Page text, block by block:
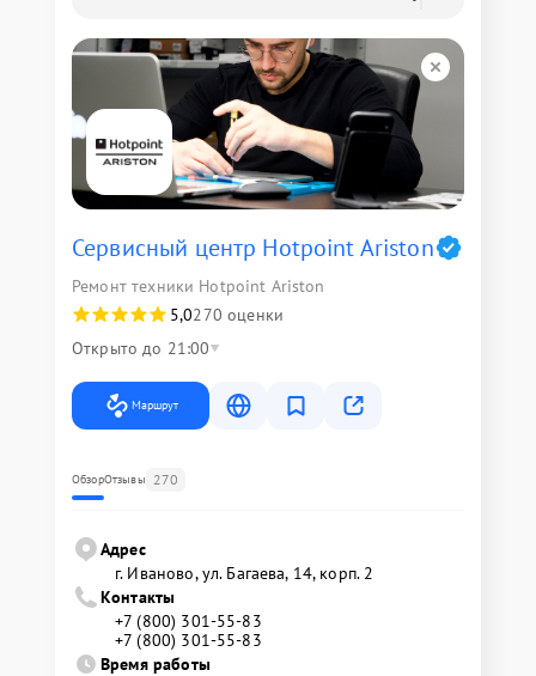
Сервисный центр Hotpoint Ariston
Ремонт техники Hotpoint Ariston
5,0270 оценки
Открыто до 21:00
Маршрут
ОбзорОтзывы 270
Адрес
г. Иваново, ул. Багаева, 14, корп. 2
Контакты
+7 (800) 301-55-83
+7 (800) 301-55-83
Время работы